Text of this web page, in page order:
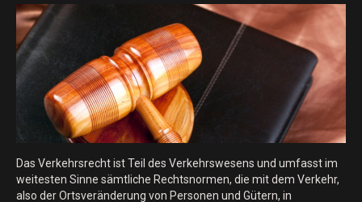
Das Verkehrsrecht ist Teil des Verkehrswesens und umfasst im
weitesten Sinne sämtliche Rechtsnormen, die mit dem Verkehr,
also der Ortsveränderung von Personen und Gütern, in